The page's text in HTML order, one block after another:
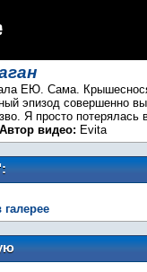
ЕЮ. Сама.
эпизод совершенно
Я просто потерялась
Автор видео: Evita
галерее